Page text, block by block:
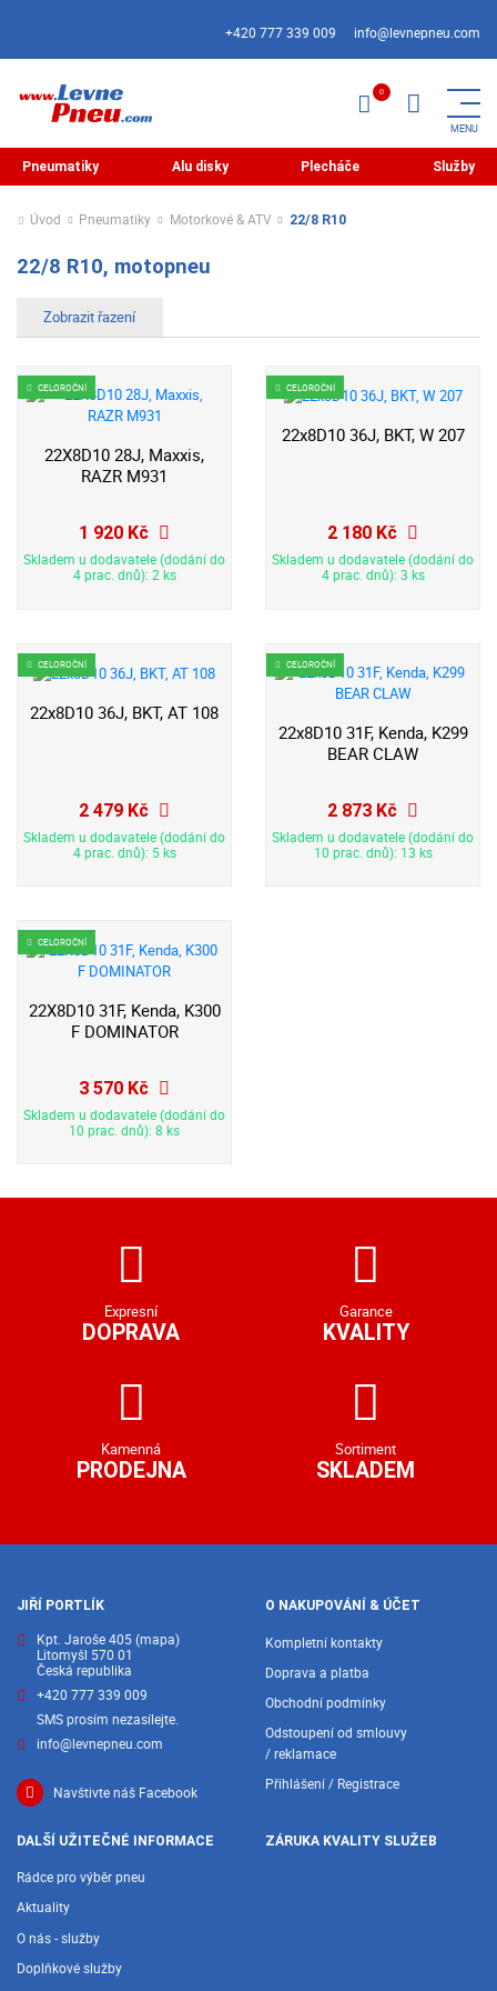
+420 777 339 009 info@levnepneu.com
Pneumatiky Alu disky Plecháče Služby
Úvod Pneumatiky Motorkové & ATV 22/8 R10
22/8 R10, motopneu
CELOROČNÍ
22X8D10 28J, Maxxis,
RAZR M931
1 920 Kč
Skladem u dodavatele (dodání do
4 prac. dnů): 2 ks
CELOROČNÍ
22x8D10 36J, BKT, W 207
2 180 Kč
Skladem u dodavatele (dodání do
4 prac. dnů): 3 ks
CELOROČNÍ
22x8D10 36J, BKT, AT 108
2 479 Kč
Skladem u dodavatele (dodání do
4 prac. dnů): 5 ks
CELOROČNÍ
22x8D10 31F, Kenda, K299
BEAR CLAW
2 873 Kč
Skladem u dodavatele (dodání do
10 prac. dnů): 13 ks
CELOROČNÍ
22X8D10 31F, Kenda, K300
F DOMINATOR
3 570 Kč
Skladem u dodavatele (dodání do
10 prac. dnů): 8 ks
Expresní
DOPRAVA
Garance
KVALITY
Kamenná
PRODEJNA
Sortiment
SKLADEM
JIŘÍ PORTLÍK
Kpt. Jaroše 405(mapa)
Litomyšl 570 01
Česká republika
+420 777 339 009
SMS prosím nezasílejte.
info@levnepneu.com
Navštivte náš Facebook
O NAKUPOVÁNÍ & ÚČET
Kompletní kontakty
Doprava a platba
Obchodní podmínky
Odstoupení od smlouvy
/ reklamace
Přihlášení / Registrace
DALŠÍ UŽITEČNÉ INFORMACE
Rádce pro výběr pneu
Aktuality
O nás - služby
Doplňkové služby
ZÁRUKA KVALITY SLUŽEB